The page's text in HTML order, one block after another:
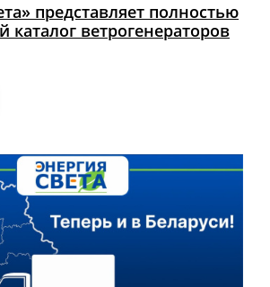
представляет полностью
ветрогенераторов